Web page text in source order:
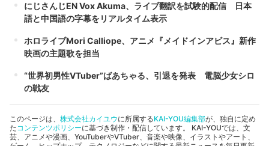
にじさんじEN Vox Akuma、ライブ翻訳を試験的配信 日本
語と中国語の字幕をリアルタイム表示
ホロライブMori Calliope、アニメ『メイドインアビス』新作
映画の主題歌を担当
“世界初男性VTuber”ばあちゃる、引退を発表 電脳少女シロ
の戦友
このページは、 株式会社カイユウに所属するKAI-YOU編集部が、独自に定め
たコンテンツポリシーに基づき制作・配信しています。 KAI-YOUでは、文
芸、アニメや漫画、YouTuberやVTuber、音楽や映像、イラストやアート、